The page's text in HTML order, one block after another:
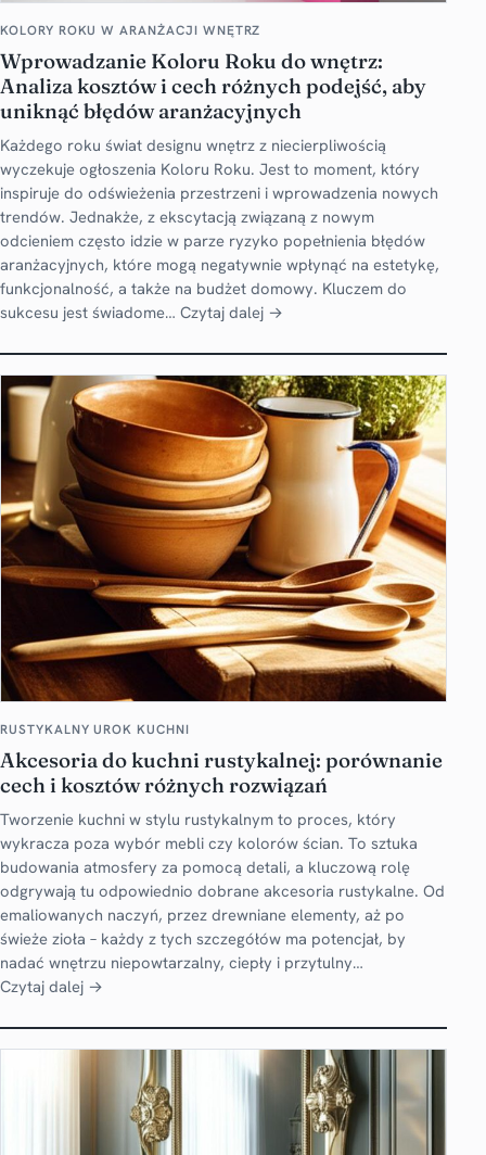
KOLORY ROKU W ARANŻACJI WNĘTRZ
Wprowadzanie Koloru Roku do wnętrz:
Analiza kosztów i cech różnych podejść, aby
uniknąć błędów aranżacyjnych
Każdego roku świat designu wnętrz z niecierpliwością
wyczekuje ogłoszenia Koloru Roku. Jest to moment, który
inspiruje do odświeżenia przestrzeni i wprowadzenia nowych
trendów. Jednakże, z ekscytacją związaną z nowym
odcieniem często idzie w parze ryzyko popełnienia błędów
aranżacyjnych, które mogą negatywnie wpłynąć na estetykę,
funkcjonalność, a także na budżet domowy. Kluczem do
sukcesu jest świadome… Czytaj dalej →
RUSTYKALNY UROK KUCHNI
Akcesoria do kuchni rustykalnej: porównanie
cech i kosztów różnych rozwiązań
Tworzenie kuchni w stylu rustykalnym to proces, który
wykracza poza wybór mebli czy kolorów ścian. To sztuka
budowania atmosfery za pomocą detali, a kluczową rolę
odgrywają tu odpowiednio dobrane akcesoria rustykalne. Od
emaliowanych naczyń, przez drewniane elementy, aż po
świeże zioła – każdy z tych szczegółów ma potencjał, by
nadać wnętrzu niepowtarzalny, ciepły i przytulny…
Czytaj dalej →